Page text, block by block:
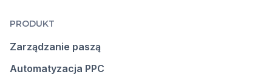
PRODUKT
Zarządzanie paszą
Automatyzacja PPC